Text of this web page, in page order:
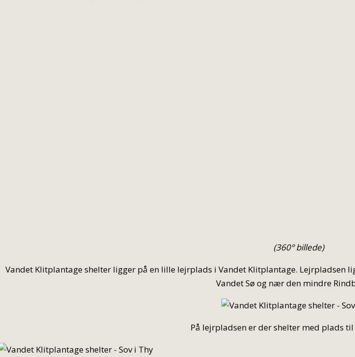
(360° billede)
Vandet Klitplantage shelter ligger på en lille lejrplads i Vandet Klitplantage. Lejrpladsen
Vandet Sø og nær den mindre
På lejrpladsen er der shelter med plads